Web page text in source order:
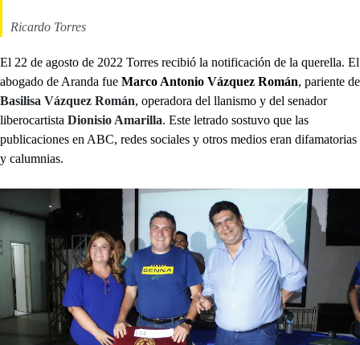
Ricardo Torres
El 22 de agosto de 2022 Torres recibió la notificación de la querella. El
abogado de Aranda fue Marco Antonio Vázquez Román, pariente de
Basilisa Vázquez Román, operadora del llanismo y del senador
liberocartista Dionisio Amarilla. Este letrado sostuvo que las
publicaciones en ABC, redes sociales y otros medios eran difamatorias
y calumnias.